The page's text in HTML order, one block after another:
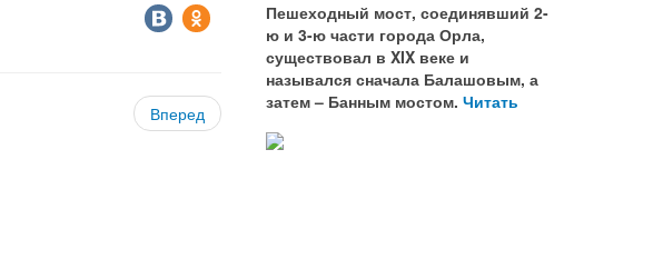
Вперед
Пешеходный мост, соединявший 2-
ю и 3-ю части города Орла,
существовал в XIX веке и
назывался сначала Балашовым, а
затем – Банным мостом. Читать